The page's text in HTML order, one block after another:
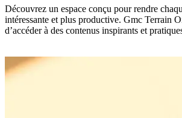
Découvrez un espace conçu pour rendre
intéressante et plus productive. Gmc Terrain
d’accéder à des contenus inspirants et